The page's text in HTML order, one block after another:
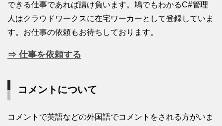
できる仕事であれば請け負います。鳩でもわかるC#管理
人はクラウドワークスに在宅ワーカーとして登録していま
す。お仕事の依頼もお待ちしております。
⇒ 仕事を依頼する
コメントについて
コメントで英語などの外国語でコメントをされる方がいま